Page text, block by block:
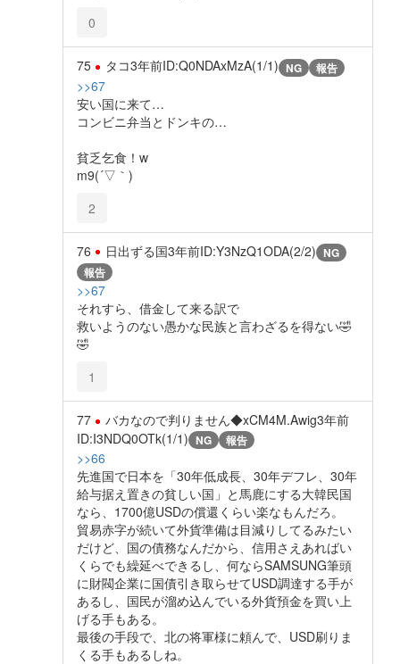
0
75 タコ3年前ID:Q0NDAxMzA(1/1) NG 報告
>>67
安い国に来て…
コンビニ弁当とドンキの…
貧乏乞食！w
m9(´▽｀)
2
76 日出ずる国3年前ID:Y3NzQ1ODA(2/2) NG
報告
>>67
それすら、借金して来る訳で
救いようのない愚かな民族と言わざるを得ない🤣
🤣
1
77 バカなので判りません◆xCM4M.Awig3年前
ID:I3NDQ0OTk(1/1) NG 報告
>>66
先進国で日本を「30年低成長、30年デフレ、30年
給与据え置きの貧しい国」と馬鹿にする大韓民国
なら、1700億USDの償還くらい楽なもんだろ。
貿易赤字が続いて外貨準備は目減りしてるみたい
だけど、国の債務なんだから、信用さえあればい
くらでも繰延べできるし、何ならSAMSUNG筆頭
に財閥企業に国債引き取らせてUSD調達する手が
あるし、国民が溜め込んでいる外貨預金を買い上
げる手もある。
最後の手段で、北の将軍様に頼んで、USD刷りま
くる手もあるしね。